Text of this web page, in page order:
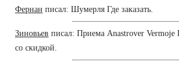
Фернан писал: Шумерля Где заказать.
Зиновьев писал: Приема Anastrover
со скидкой.